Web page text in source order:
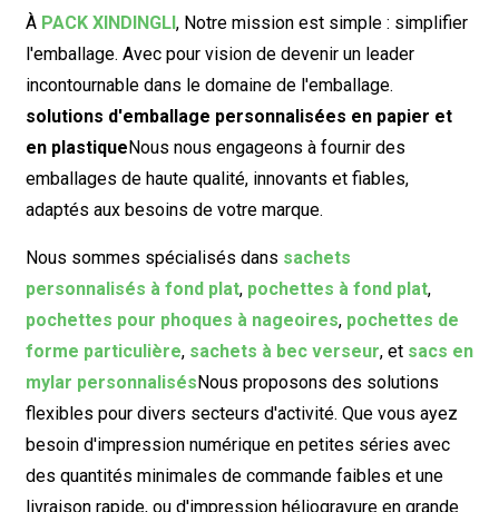
À PACK XINDINGLI, Notre mission est simple : simplifier
l'emballage. Avec pour vision de devenir un leader
incontournable dans le domaine de l'emballage.
solutions d'emballage personnalisées en papier et
en plastiqueNous nous engageons à fournir des
emballages de haute qualité, innovants et fiables,
adaptés aux besoins de votre marque.
Nous sommes spécialisés dans sachets
personnalisés à fond plat, pochettes à fond plat,
pochettes pour phoques à nageoires, pochettes de
forme particulière, sachets à bec verseur, et sacs en
mylar personnalisésNous proposons des solutions
flexibles pour divers secteurs d'activité. Que vous ayez
besoin d'impression numérique en petites séries avec
des quantités minimales de commande faibles et une
livraison rapide, ou d'impression héliogravure en grande